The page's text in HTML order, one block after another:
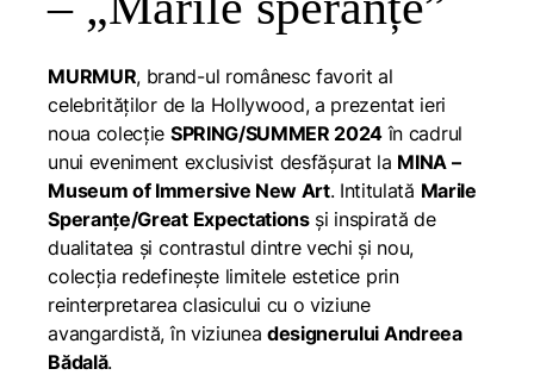
MURMUR, brand-ul românesc favorit al
celebrităților de la Hollywood, a prezentat ieri
noua colecție SPRING/SUMMER 2024 în cadrul
unui eveniment exclusivist desfășurat la MINA –
Museum of Immersive New Art. Intitulată Marile
Speranțe/Great Expectationsși inspirată de
dualitatea și contrastul dintre vechi și nou,
colecția redefinește limitele estetice prin
reinterpretarea clasicului cu o viziune
avangardistă, în viziunea designerului Andreea
Bădală.